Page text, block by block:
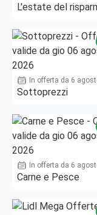
L'estate del
In offerta da 6
Sottoprezzi
In offerta da 6
Carne e Pesce